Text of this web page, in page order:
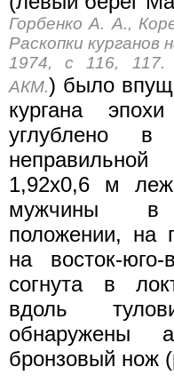
Горбенко А. А.,
Раскопки
1974, с 116,
АКМ.) было
кургана
углублено
1,92x0,6 м
мужчины в
положении, на
на восток-
согнута в
вдоль
обнаружены
бронзовый нож